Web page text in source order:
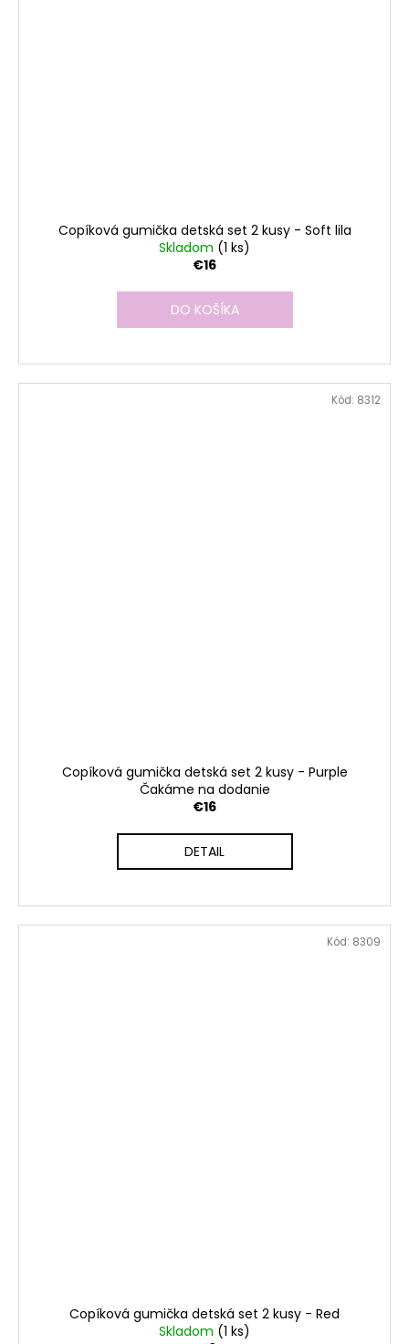
Copíková gumička detská set 2 kusy - Soft lila
Skladom (1 ks)
€16
DO KOŠÍKA
Copíková gumička detská set 2 kusy - Purple
Čakáme na dodanie
€16
DETAIL
Kód: 8312
Copíková gumička detská set 2 kusy - Red
Skladom (1 ks)
Kód: 8309